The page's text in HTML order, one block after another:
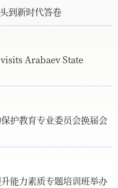
到新时代答卷
Arabaev State
护教育专业委员会换届会
能力素质专题培训班举办